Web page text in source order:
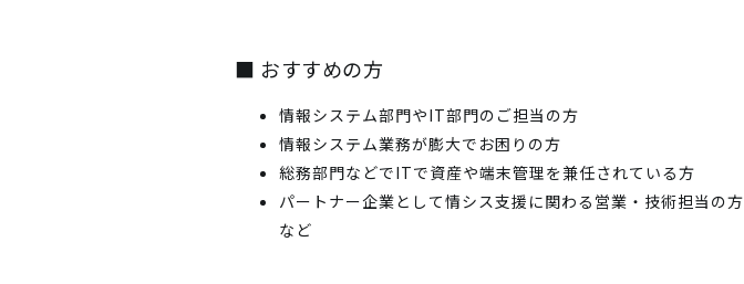
■ おすすめの方
情報システム部門やIT部門のご担当の方
情報システム業務が膨大でお困りの方
総務部門などでITで資産や端末管理を兼任されている方
パートナー企業として情シス支援に関わる営業・技術担当の方
など